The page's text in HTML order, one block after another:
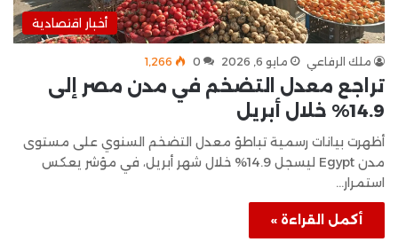
أخبار اقتصادية
ملك الرفاعي مايو 6, 2026 0 1٬266
تراجع معدل التضخم في مدن مصر إلى
14.9% خلال أبريل
أظهرت بيانات رسمية تباطؤ معدل التضخم السنوي على مستوى
مدن Egypt ليسجل 14.9% خلال شهر أبريل، في مؤشر يعكس
استمرار…
أكمل القراءة »